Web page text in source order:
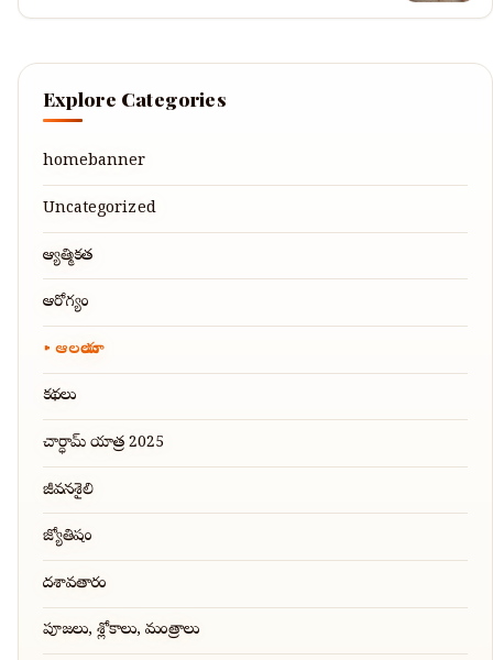
Explore Categories
homebanner
Uncategorized
ఆధ్యాత్మికత
ఆరోగ్యం
ఆలయాలు
కథలు
చార్ధామ్ యాత్ర 2025
జీవనశైలి
జ్యోతిషం
దశావతారం
పూజలు, శ్లోకాలు, మంత్రాలు